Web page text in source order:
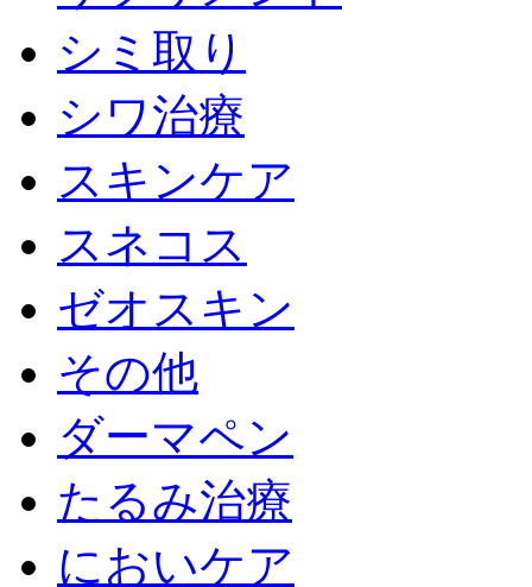
シミ取り
シワ治療
スキンケア
スネコス
ゼオスキン
その他
ダーマペン
たるみ治療
においケア